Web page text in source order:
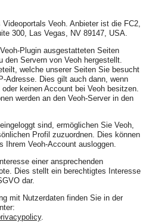
Veoh. Anbieter ist die FC2,
300, Las Vegas, NV 89147, USA.
Plugin ausgestatteten Seiten
den Servern von Veoh hergestellt.
welche unserer Seiten Sie besucht
Adresse. Dies gilt auch dann, wenn
keinen Account bei Veoh besitzen.
werden an den Veoh-Server in den
sind, ermöglichen Sie Veoh,
Profil zuzuordnen. Dies können
Veoh-Account ausloggen.
einer ansprechenden
Dies stellt ein berechtigtes Interesse
dar.
mit Nutzerdaten finden Sie in der
.